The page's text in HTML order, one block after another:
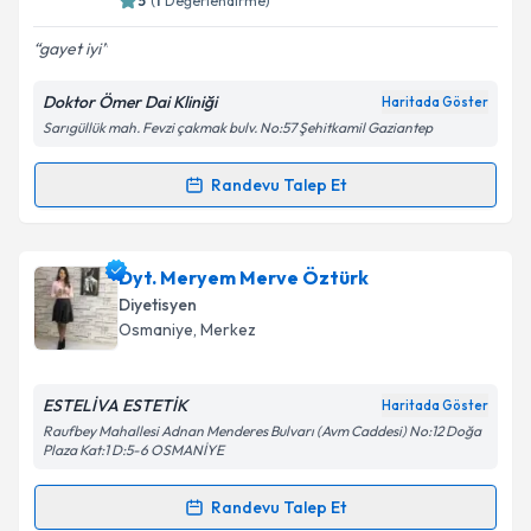
Kişisel verilerimin işlenmesine ilişkinAydınlatma
Metni'ni okudum ve kişisel verilerimin belirtilen
kapsamda işlenmesini kabul ediyorum.
gayet iyi
Doktor Ömer Dai Kliniği Haritada Göster
Sarıgüllük mah. Fevzi çakmak bulv. No:57 Şehitkamil Gaziantep
Randevu Talep Et
Randevu Takvimi Talebi
Dyt. Emine Özdemiriçin randevu takvimi talebi
oluşturun. Size bu uzmandan randevu almanız için bir
takvim hazırlandığında e-posta ile bilgilendireceğiz.
Kişisel verilerimin işlenmesine ilişkinAydınlatma
'ni okudum ve kişisel verilerimin belirtilen
Dyt. Meryem Merve Öztürk
Diyetisyen
Osmaniye, Merkez
ESTELİVA ESTETİK Haritada Göster
Raufbey Mahallesi Adnan Menderes Bulvarı (Avm Caddesi) No:12 Doğa
Plaza Kat:1 D:5-6 OSMANİYE
Randevu Talep Et
Randevu Takvimi Talebi